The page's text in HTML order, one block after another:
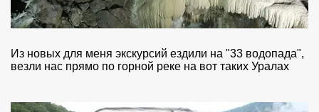
Из новых для меня экскурсий ездили на "33 водопада",
везли нас прямо по горной реке на вот таких Уралах